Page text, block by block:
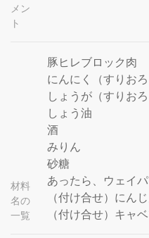
メン
ト
材料
名の
一覧
豚ヒレブロック肉
にんにく（すりおろ
しょうが（すりおろ
しょう油
酒
みりん
砂糖
あったら、ウェイ
（付け合せ）にん
（付け合せ）キャ